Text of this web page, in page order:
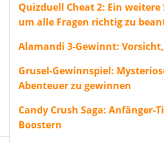
Quizduell Cheat 2: Ein weitere
um alle Fragen richtig zu
Alamandi 3-Gewinnt:
Grusel-Gewinnspiel:
Abenteuer zu gewinnen
Candy Crush Saga: Anfänger-
Boostern